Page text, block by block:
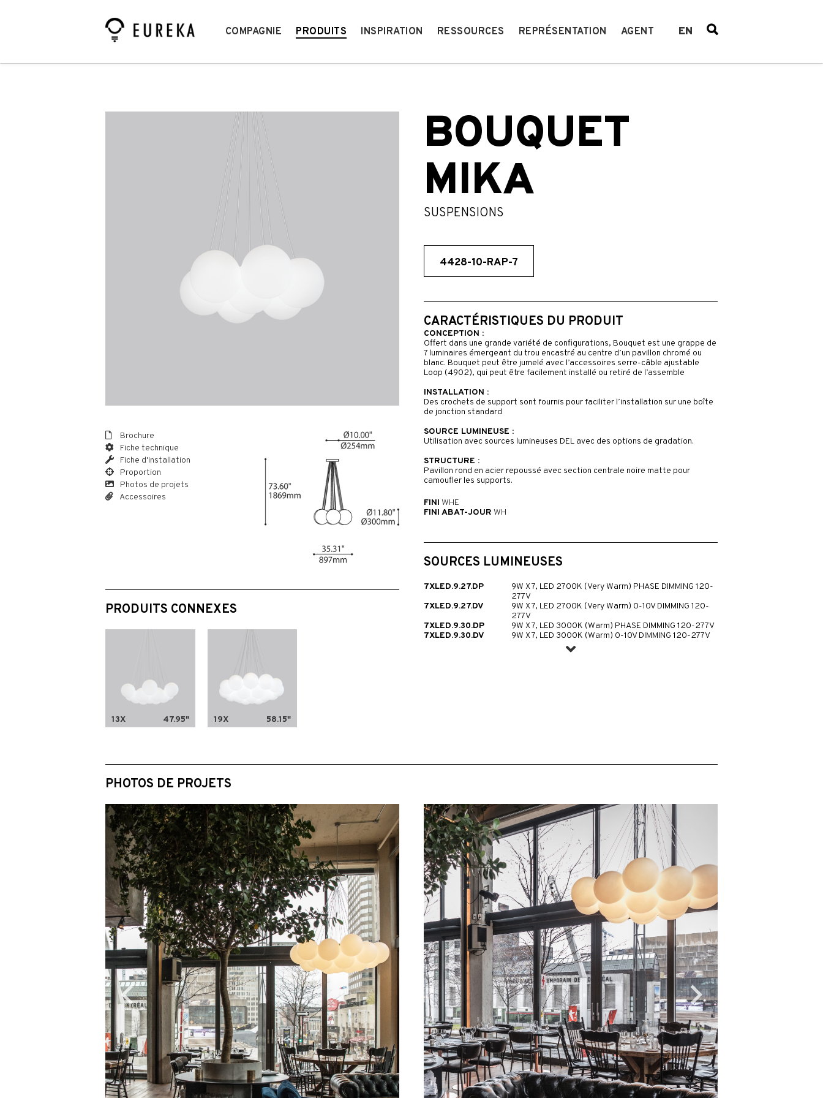
COMPAGNIE PRODUITS INSPIRATION RESSOURCES REPRÉSENTATION AGENT EN
Brochure
Fiche technique
Fiche d'installation
Proportion
Photos de projets
Accessoires
PRODUITS CONNEXES
13X 47.95" 19X 58.15"
BOUQUET
MIKA
SUSPENSIONS
4428-10-RAP-7
CARACTÉRISTIQUES DU PRODUIT
CONCEPTION :
Offert dans une grande variété de configurations, Bouquet est une grappe de
7 luminaires émergeant du trou encastré au centre d’un pavillon chromé ou
blanc. Bouquet peut être jumelé avec l’accessoires serre-câble ajustable
Loop (4902), qui peut être facilement installé ou retiré de l’assemble
INSTALLATION :
Des crochets de support sont fournis pour faciliter l’installation sur une boîte
de jonction standard
SOURCE LUMINEUSE :
Utilisation avec sources lumineuses DEL avec des options de gradation.
STRUCTURE :
Pavillon rond en acier repoussé avec section centrale noire matte pour
camoufler les supports.
FINI WHE
FINI ABAT-JOUR WH
SOURCES LUMINEUSES
7XLED.9.27.DP
9W X 7, LED 2700K (Very Warm) PHASE DIMMING 120-
277V
7XLED.9.27.DV
9W X 7, LED 2700K (Very Warm) 0-10V DIMMING 120-
277V
7XLED.9.30.DP
9W X 7, LED 3000K (Warm) PHASE DIMMING 120-277V
7XLED.9.30.DV
9W X 7, LED 3000K (Warm) 0-10V DIMMING 120-277V
PHOTOS DE PROJETS